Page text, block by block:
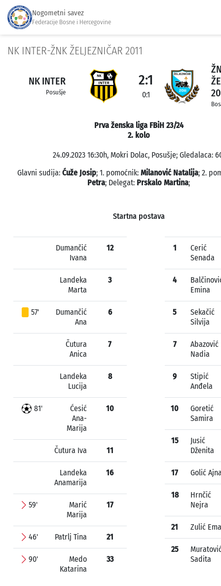
Nogometni savez
Federacije Bosne i Hercegovine
NK INTER-ŽNK ŽELJEZNIČAR 2011
NK INTER
Posušje
2:1
0:1
Prva ženska liga FBiH 23/24
2. kolo
24.09.2023 16:30h, Mokri Dolac, Posušje; Gledalaca:
Glavni sudija: Ćuže Josip; 1. pomoćnik: Milanović Natalija; 2.
Petra; Delegat: Prskalo Martina;
Startna postava
Dumančić
Ivana
12
Landeka
Marta
3
57'
Dumančić
Ana
6
Čutura
Anica
7
Landeka
Lucija
8
81'
Ćesić
Ana-
Marija
10
Čutura Iva 11
Landeka
Anamarija
16
59'
Marić
Marija
17
46' Patrlj Tina 21
90'
Medo
Katarina
33
1
Cerić
Senada
4
Emina
5
Sekačić
Silvija
7
Abazović
Nadia
9
Stipić
Anđela
10
Goretić
Samira
15
Jusić
Dženita
17 Golić
18
Hrnčić
Nejra
21 Zulić Ema
25
Sadita